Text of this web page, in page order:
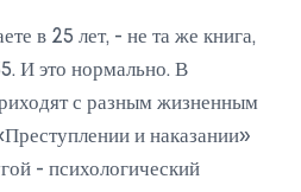
в 25 лет, - не та же книга,
И это нормально. В
с разным жизненным
и наказании»
- психологический